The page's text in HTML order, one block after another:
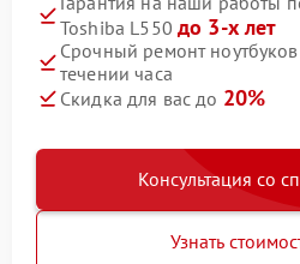
Toshiba L550 до 3-х лет
Срочный ремонт
течении часа
Скидка для вас до 20%
Консультация со
Узнать